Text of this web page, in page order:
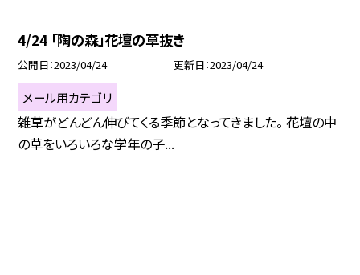
4/24 「陶の森」花壇の草抜き
公開日 2023/04/24 更新日 2023/04/24
メール用カテゴリ
雑草がどんどん伸びてくる季節となってきました。 花壇の中
の草をいろいろな学年の子...